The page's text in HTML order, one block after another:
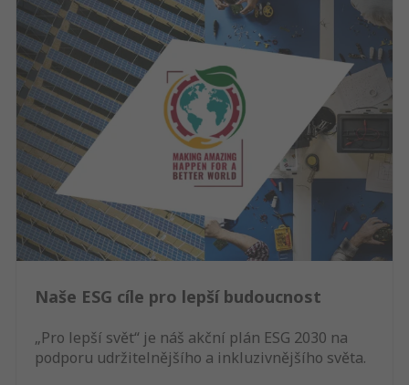
Naše ESG cíle pro lepší budoucnost
„Pro lepší svět“ je náš akční plán ESG 2030 na
podporu udržitelnějšího a inkluzivnějšího světa.